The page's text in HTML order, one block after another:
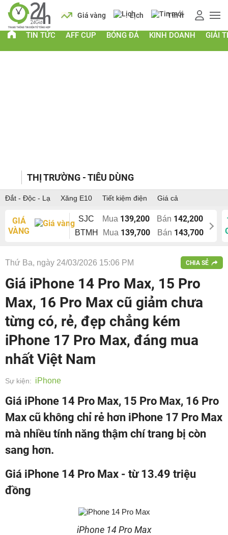
Giá vàng Lịch Tin mới
TIN TỨC AFF CUP BÓNG ĐÁ KINH DOANH GIẢI
THỊ TRƯỜNG - TIÊU DÙNG
Đắt - Độc - Lạ Xăng E10 Tiết kiệm điện Giá cả
GIÁ
VÀNG
SJC Mua 139,200 Bán 142,200
BTMH Mua 139,700 Bán 143,700
Thứ Ba, ngày 24/03/2026 15:06 PM CHIA SẺ
Giá iPhone 14 Pro Max, 15 Pro
Max, 16 Pro Max cũ giảm chưa
từng có, rẻ, đẹp chẳng kém
iPhone 17 Pro Max, đáng mua
nhất Việt Nam
Sự kiện: iPhone
Giá iPhone 14 Pro Max, 15 Pro Max, 16 Pro
Max cũ không chỉ rẻ hơn iPhone 17 Pro Max
mà nhiều tính năng thậm chí trang bị còn
sang hơn.
Giá iPhone 14 Pro Max - từ 13.49 triệu
đồng
iPhone 14 Pro Max